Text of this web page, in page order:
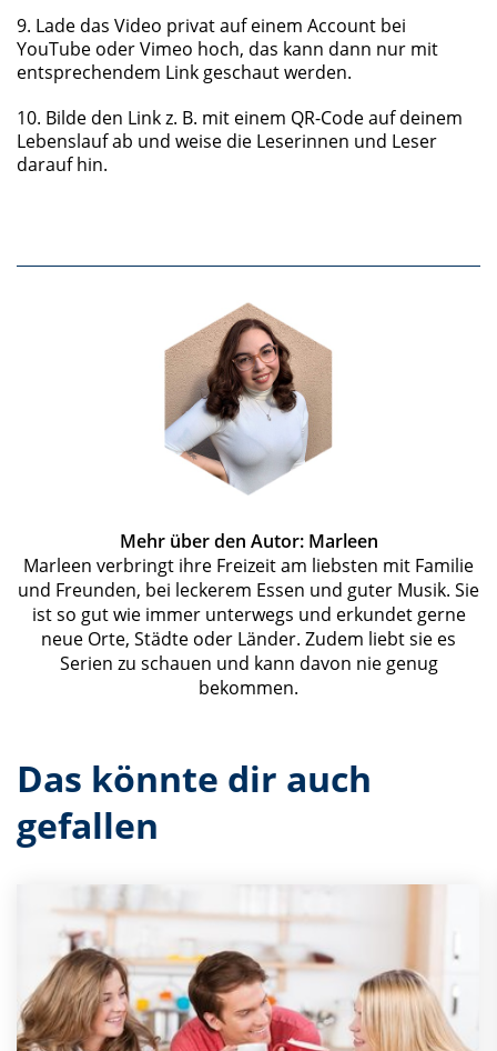
9. Lade das Video privat auf einem Account bei
YouTube oder Vimeo hoch, das kann dann nur mit
entsprechendem Link geschaut werden.
10. Bilde den Link z. B. mit einem QR-Code auf deinem
Lebenslauf ab und weise die Leserinnen und Leser
darauf hin.
Mehr über den Autor: Marleen
Marleen verbringt ihre Freizeit am liebsten mit Familie
und Freunden, bei leckerem Essen und guter Musik. Sie
ist so gut wie immer unterwegs und erkundet gerne
neue Orte, Städte oder Länder. Zudem liebt sie es
Serien zu schauen und kann davon nie genug
bekommen.
Das könnte dir auch
gefallen